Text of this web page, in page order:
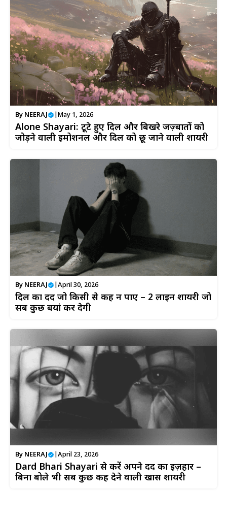
By NEERAJ May 1, 2026
Alone Shayari: टूटे हुए दिल और बिखरे जज़्बातों को
जोड़ने वाली इमोशनल और दिल को छू जाने वाली शायरी
By NEERAJ April 30, 2026
दिल का दर्द जो किसी से कह न पाए – 2 लाइन शायरी जो
सब कुछ बयां कर देगी
By NEERAJ April 23, 2026
Dard Bhari Shayari से करें अपने दर्द का इज़हार –
बिना बोले भी सब कुछ कह देने वाली खास शायरी